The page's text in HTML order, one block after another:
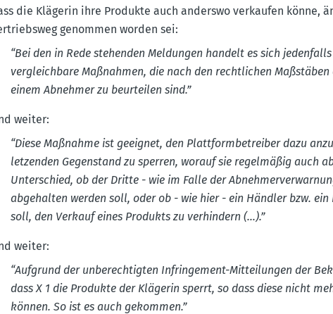
die Klägerin ihre Produkte auch anderswo verkaufen könne,
genommen worden sei:
“Bei den in Rede stehenden Meldungen handelt es sich
vergleichbare Maßnahmen, die nach den recht­lichen
einem Abnehmer zu beurteilen sind.”
weiter:
“Diese Maßnahme ist geeignet, den Platt­form­be­treiber dazu
let­zenden Gegen­stand zu sperren, worauf sie regel­mäßig auch
Unter­schied, ob der Dritte - wie im Falle der
abgehalten werden soll, oder ob - wie hier - ein Händler bzw.
soll, den Verkauf eines Produkts zu verhindern (…).”
weiter:
“Aufgrund der unberech­tigten Infrin­gement-Mittei­lungen der
dass X 1 die Produkte der Klägerin sperrt, so dass diese nicht
können. So ist es auch gekommen.”